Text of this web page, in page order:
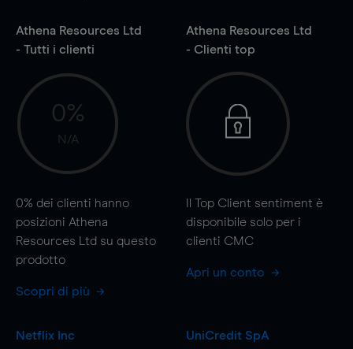
Athena Resources Ltd
- Tutti i clienti
0%
N/A
0% dei clienti hanno
posizioni Athena
Resources Ltd su questo
prodotto
Scopri di più
Athena Resources Ltd
- Clienti top
Il Top Client sentiment è
disponibile solo per i
clienti CMC
Apri un conto
Netflix Inc
UniCredit SpA